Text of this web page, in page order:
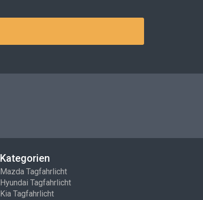
Kategorien
Mazda Tagfahrlicht
Hyundai Tagfahrlicht
Kia Tagfahrlicht